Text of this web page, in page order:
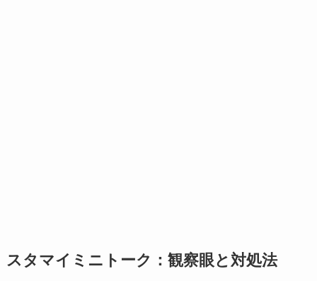
スタマイミニトーク：観察眼と対処法